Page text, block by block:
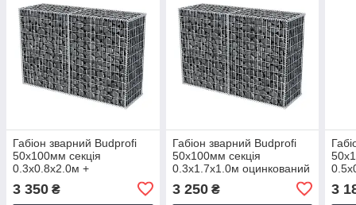
Габіон зварний Budprofi
50х100мм секція
0.3х0.8х2.0м +
перегородка оцинкований
для огорожі
3 350 ₴
Габіон зварний Budprofi
50х100мм секція
0.3х1.7х1.0м оцинкований
3 250₴ 3